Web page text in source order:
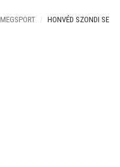
HONVÉD SZONDI SE